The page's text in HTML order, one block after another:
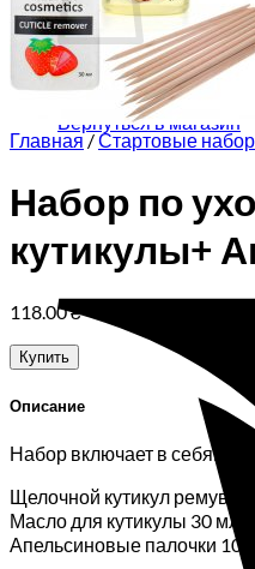
Корзина пуста.
Вернуться в магазин
Главная/Стартовые
Набор по
кутикулы+
118.00₴
Купить
Описание
Набор включает в себя:
Щелочной кутикул ремувер
Масло для кутикулы 30 мл
Апельсиновые палочки 10